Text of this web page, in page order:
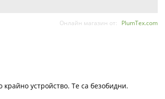
Онлайн магазин от: PlumTex.com
устройство. Те са безобидни.